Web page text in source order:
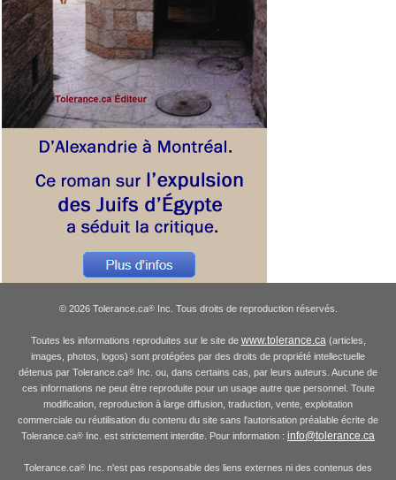
© 2026 Tolerance.ca®Inc. Tous droits de reproduction réservés.
Toutes les informations reproduites sur le site de www.tolerance.ca(articles,
images, photos, logos) sont protégées par des droits de propriété intellectuelle
détenus par Tolerance.ca® Inc. ou, dans certains cas, par leurs auteurs. Aucune de
ces informations ne peut être reproduite pour un usage autre que personnel. Toute
modification, reproduction à large diffusion, traduction, vente, exploitation
commerciale ou réutilisation du contenu du site sans l'autorisation préalable écrite de
Tolerance.ca® Inc. est strictement interdite. Pour information : info@tolerance.ca
Tolerance.ca® Inc. n'est pas responsable des liens externes ni des contenus des